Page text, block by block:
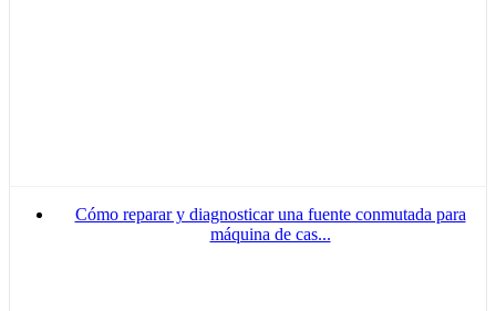
Cómo reparar y diagnosticar una fuente conmutada para
máquina de cas...